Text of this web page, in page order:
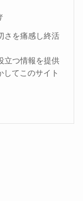
さを痛感し終活
立つ情報を提供
てこのサイト